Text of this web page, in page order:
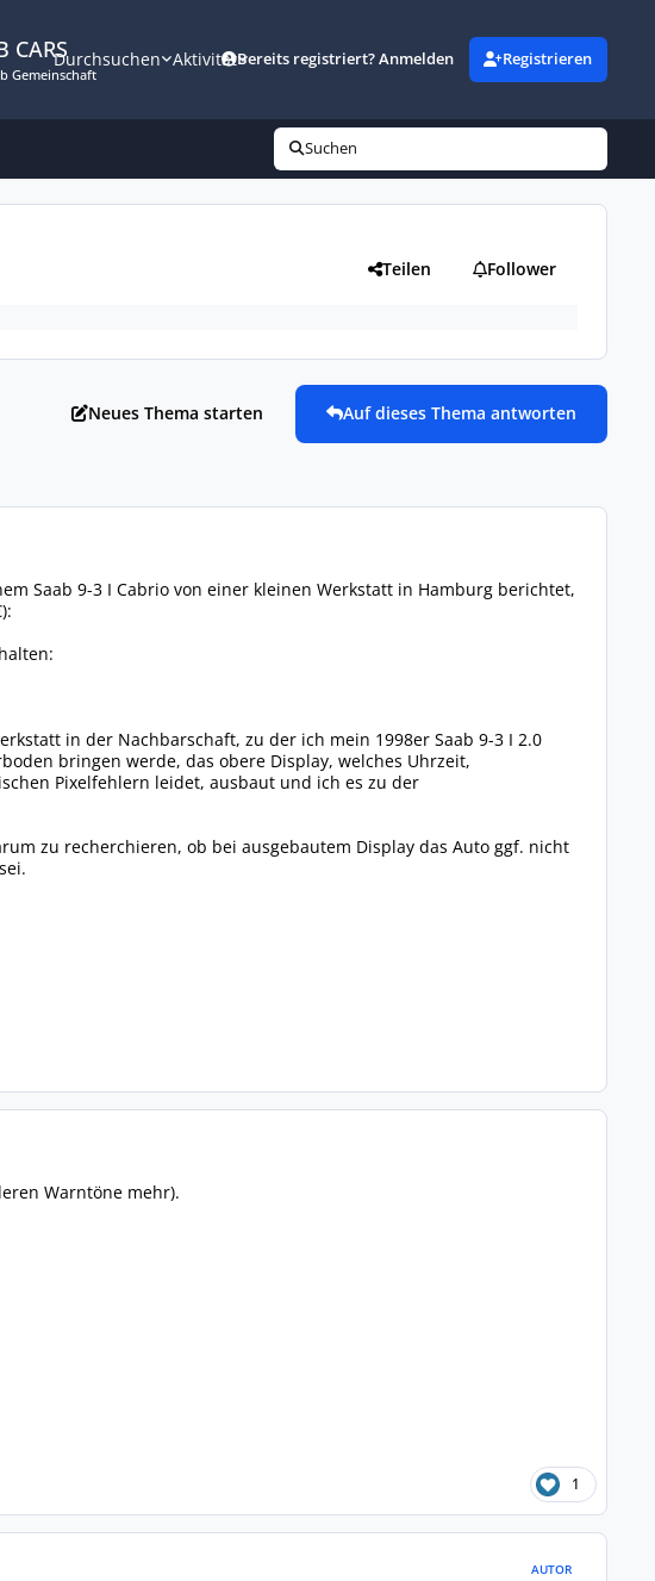
CARS
Gemeinschaft
Durchsuchen AktivitätBereits registriert? Anmelden Registrieren
Suchen
Teilen Follower
Neues Thema starten Auf dieses Thema antworten
Saab 9-3 I Cabrio von einer kleinen Werkstatt in Hamburg berichtet,
in der Nachbarschaft, zu der ich mein 1998er Saab 9-3 I 2.0
bringen werde, das obere Display, welches Uhrzeit,
Pixelfehlern leidet, ausbaut und ich es zu der
zu recherchieren, ob bei ausgebautem Display das Auto ggf. nicht
Warntöne mehr).
1
AUTOR